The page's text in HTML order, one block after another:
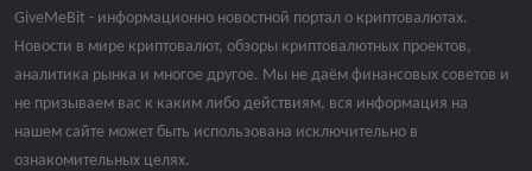
GiveMeBit - информационно новостной портал о криптовалютах.
Новости в мире криптовалют, обзоры криптовалютных проектов,
аналитика рынка и многое другое. Мы не даём финансовых советов и
не призываем вас к каким либо действиям, вся информация на
нашем сайте может быть использована исключительно в
ознакомительных целях.